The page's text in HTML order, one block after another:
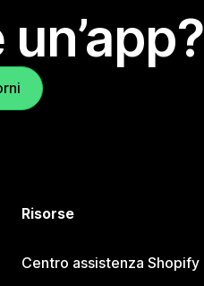
Risorse
Centro assistenza Shopify